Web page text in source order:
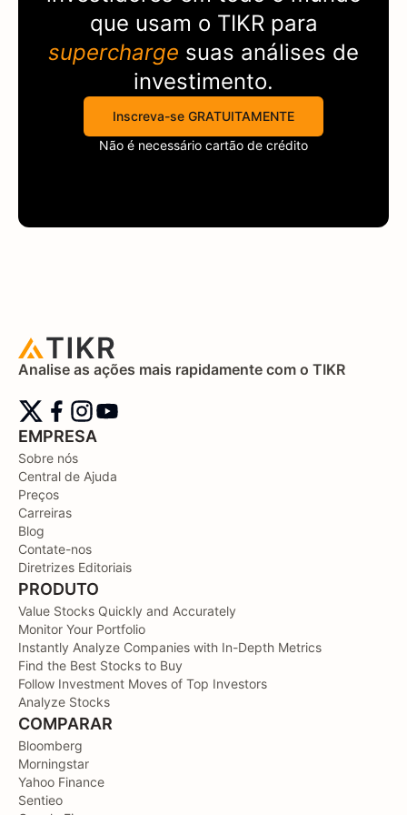
que usam o TIKRpara
supercharge suas análises de
investimento.
Inscreva-se GRATUITAMENTE
Não é necessário cartão de crédito
Analise as ações mais rapidamente com o TIKR
EMPRESA
Sobre nós
Central de Ajuda
Preços
Carreiras
Blog
Contate-nos
Diretrizes Editoriais
PRODUTO
Value Stocks Quickly and Accurately
Monitor Your Portfolio
Instantly Analyze Companies with In-Depth Metrics
Find the Best Stocks to Buy
Follow Investment Moves of Top Investors
Analyze Stocks
COMPARAR
Bloomberg
Morningstar
Yahoo Finance
Sentieo